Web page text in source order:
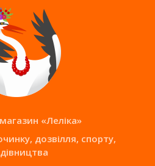
«Леліка»
дозвілля, спорту,